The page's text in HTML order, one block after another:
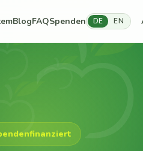
BlogFAQSpenden DE EN